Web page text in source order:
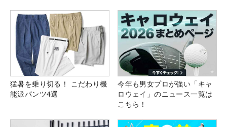
猛暑を乗り切る！ こだわり機
能派パンツ4選
今年も男女プロが強い「キャ
ロウェイ」のニュース一覧は
こちら！